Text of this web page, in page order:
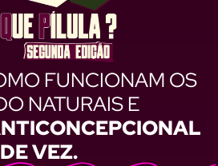
FUNCIONAM OS
NATURAIS E
DE VEZ.